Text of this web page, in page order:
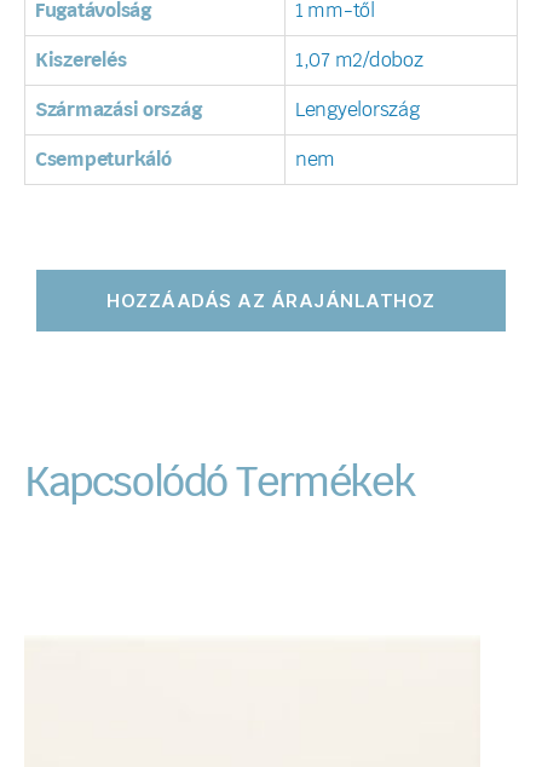
Fugatávolság 1 mm-től
Kiszerelés 1,07 m2/doboz
Származási ország Lengyelország
Csempeturkáló nem
HOZZÁADÁS AZ ÁRAJÁNLATHOZ
Kapcsolódó Termékek